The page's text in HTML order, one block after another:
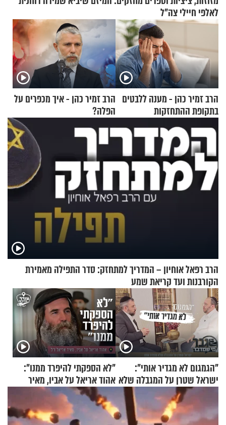
לאלפי חיילי צה"ל
הרב זמיר כהן - מענה ללבטים
בתקופת ההתחזקות
הרב זמיר כהן - איך מכפרים על
הפלה?
הרב רפאל אוחיון – המדריך למתחזק: סדר התפילה מאמירת
הקורבנות ועד קריאת שמע
"הגמגום לא מגדיר אותי":
ישראל שטרן על המגבלה שלא
עוצרת אותו
"לא הספקתי להיפרד ממנו":
אהוד אריאל על אביו, מאיר
אריאל ז"ל